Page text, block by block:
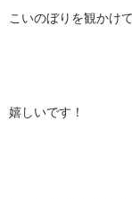
こいのぼりを観かけ
嬉しいです！